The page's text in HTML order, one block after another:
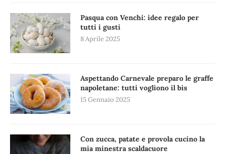
Pasqua con Venchi: idee regalo per
tutti i gusti
8 Aprile 2025
Aspettando Carnevale preparo le graffe
napoletane: tutti vogliono il bis
15 Gennaio 2025
Con zucca, patate e provola cucino la
mia minestra scaldacuore